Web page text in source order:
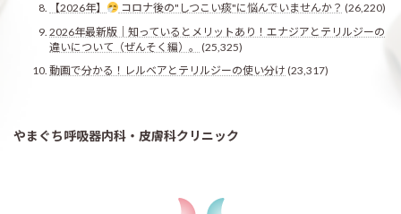
【2026年】
コロナ後の"しつこい痰"に悩んでいませんか？ (26,220)
2026年最新版｜知っているとメリットあり！エナジアとテリルジーの
違いについて（ぜんそく編）。
(25,325)
動画で分かる！レルベアとテリルジーの使い分け (23,317)
やまぐち呼吸器内科・皮膚科クリニック